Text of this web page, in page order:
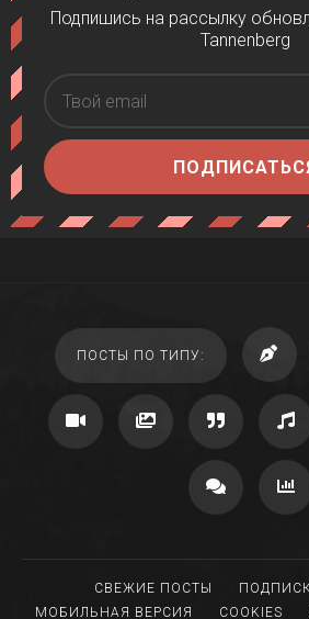
Подпишись на рассылку
Tannenberg
ПОСТЫ ПО ТИПУ:
СВЕЖИЕ ПОСТЫ
МОБИЛЬНАЯ ВЕРСИЯ
COOKIES